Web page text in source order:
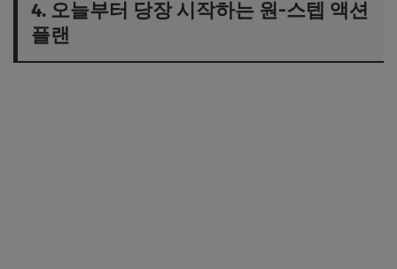
4. 오늘부터 당장 시작하는 원-스텝 액션
플랜